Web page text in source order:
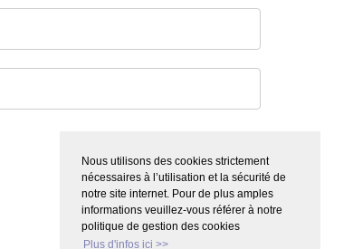
Nous utilisons des cookies strictement
nécessaires à l’utilisation et la sécurité de
notre site internet. Pour de plus amples
informations veuillez-vous référer à notre
politique de gestion des cookies
Plus d'infos ici >>